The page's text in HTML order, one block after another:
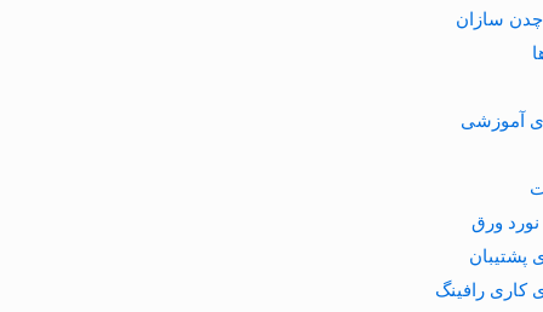
چدن سازان
آموزشی
ورق
پشتیبان
کاری رافینگ